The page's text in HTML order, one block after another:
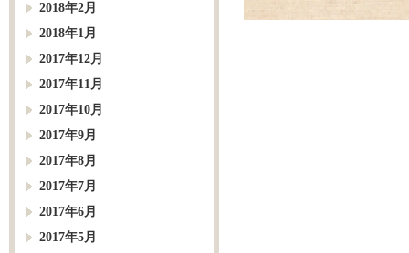
2018年2月
2018年1月
2017年12月
2017年11月
2017年10月
2017年9月
2017年8月
2017年7月
2017年6月
2017年5月